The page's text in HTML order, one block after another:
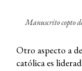
Manuscrito copto
Otro aspecto a
católica es